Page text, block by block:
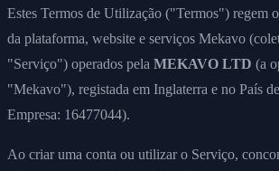
Estes Termos de Utilização ("Termos") regem
da plataforma, website e serviços Mekavo
"Serviço") operados pela MEKAVO LTD (a
"Mekavo"), registada em Inglaterra e no País
Empresa: 16477044).
Ao criar uma conta ou utilizar o Serviço,